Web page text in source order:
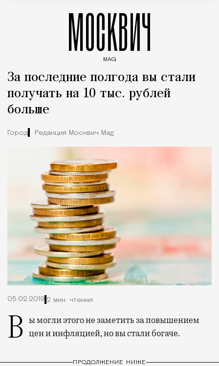
МОСКВИЧ
MAG
За последние полгода вы стали
получать на 10 тыс. рублей
больше
Город Редакция Москвич Mag
05.02.2019 2 мин. чтения
Вы могли этого не заметить за повышением цен и инфляцией, но вы стали богаче.
ПРОДОЛЖЕНИЕ НИЖЕ